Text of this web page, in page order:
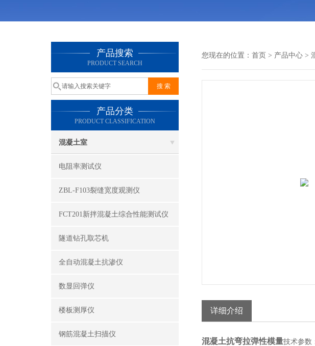
产品搜索
PRODUCT SEARCH
产品分类
PRODUCT CLASSIFICATION
混凝土室
电阻率测试仪
ZBL-F103裂缝宽度观测仪
FCT201新拌混凝土综合性能测试仪
隧道钻孔取芯机
全自动混凝土抗渗仪
数显回弹仪
楼板测厚仪
钢筋混凝土扫描仪
您现在的位置： 首页 > 产品中心 >
详细介绍
混凝土抗弯拉弹性模量技术参数